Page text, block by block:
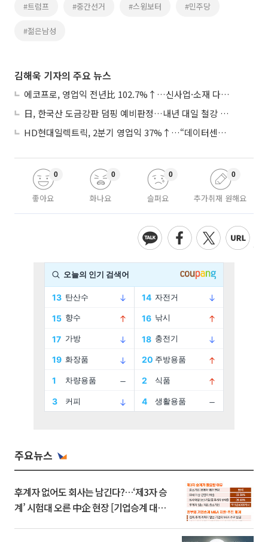
#트럼프 #중간선거 #스윙보터 #민주당
#젊은남성
김해욱 기자의 주요 뉴스
에코프로, 영업익 전년比 102.7%↑…신사업·소재 다각화 박차
日, 한국산 도금강판 덤핑 예비판정…내년 대일 철강 수출 ‘빨간불’
HD현대일렉트릭, 2분기 영업익 37%↑…“데이터센터 사업, 새로운 성장 축”
좋아요
0
화나요
0
슬퍼요
0
추가취재 원해요
0
주요뉴스
후계자 없어도 회사는 남긴다?…‘제3자 승
계’ 시험대 오른 中企 현장 [기업승계 대전